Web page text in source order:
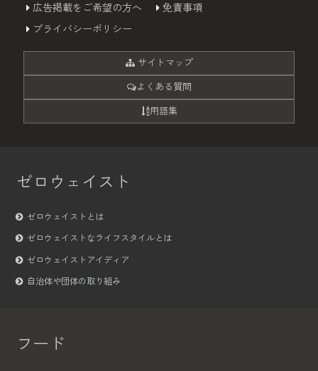
広告掲載をご希望の方へ
免責事項
プライバシーポリシー
サイトマップ
よくある質問
用語集
ゼロウェイスト
ゼロウェイストとは
ゼロウェイストなライフスタイルとは
ゼロウェイストアイディア
自治体や団体の取り組み
フード